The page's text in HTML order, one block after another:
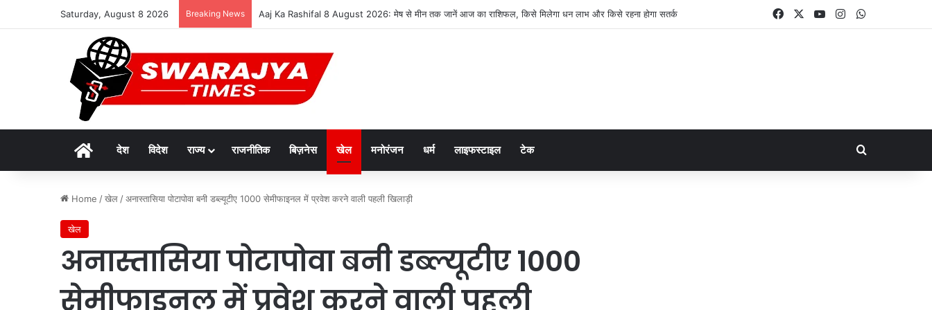
Saturday, August 8 2026 Breaking News दुर्लभ पैंगोलिन तस्करी मामले में आरोपी की जमानत याचिका खारिज FacebookYouTubeInstagram
Homeदेश विदेश राज्य राजनीतिक बिज़नेस खेल मनोरंजन धर्म लाइफस्टाइल टेक Search for
Home /खेल /अनास्तासिया पोटापोवा बनी डब्ल्यूटीए 1000 सेमीफाइनल में प्रवेश करने वाली पहली खिलाड़ी
खेल
अनास्तासिया पोटापोवा बनी डब्ल्यूटीए 1000
सेमीफाइनल में प्रवेश करने वाली पहली